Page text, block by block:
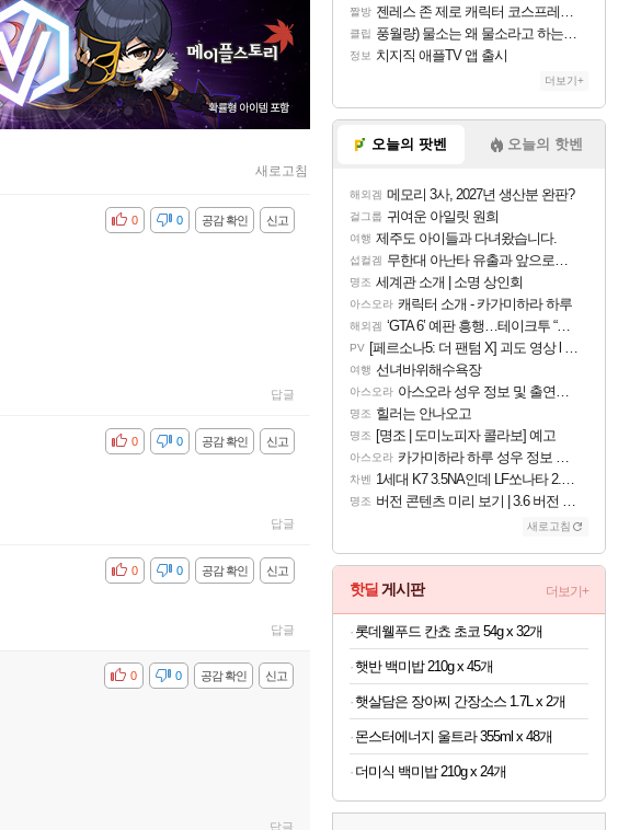
새로고침
신고
공감 확인
비공감 0
0
답글
신고
공감 확인
비공감 0
0
답글
신고
공감 확인
비공감 0
0
답글
신고
공감 확인
비공감 0
0
답글
짤방 젠레스 존 제로 캐릭터 코스프레한 꽁주
클립 풍월량) 물소는 왜 물소라고 하는거야? 아! 그만 ㅋㅋ 알았어 ㅋㅋ
정보 치지직 애플TV 앱 출시
더보기+
오늘의 팟벤 오늘의 핫벤
해외겜 메모리 3사, 2027년 생산분 완판?
걸그룹 귀여운 아일릿 원희
여행 제주도 아이들과 다녀왔습니다.
섭컬겜 무한대 아난타 유출과 앞으로의 예상 (루머)
명조 세계관 소개 | 소명 상인회
아스오라 캐릭터 소개 - 카가미하라 하루
해외겜 ‘GTA 6’ 예판 흥행…테이크투 “내부 예상 크게 넘어”
PV [페르소나5: 더 팬텀 X] 괴도 영상 l 타카마키 안·댄싱 스타
여행 선녀바위해수욕장
아스오라 아스오라 성우 정보 및 출연작 모음
명조 힐러는 안나오고
명조 [명조 | 도미노피자 콜라보] 예고
아스오라 카가미하라 하루 성우 정보 및 주요 필모
차벤 1세대 K7 3.5NA인데 LF쏘나타 2.0NA 기변하면 유류비 절약이 얼마나 될까요..?
명조 버전 콘텐츠 미리 보기 | 3.6 버전 「신기루 속 등불 그림자, 속세에 깃든 검의 결심」이 8월 20일에 업데이트됩니다!
새로고침
핫딜 게시판 더보기+
롯데웰푸드 칸쵸 초코 54g x 32개
햇반 백미밥 210g x 45개
햇살담은 장아찌 간장소스 1.7L x 2개
몬스터에너지 울트라 355ml x 48개
더미식 백미밥 210g x 24개